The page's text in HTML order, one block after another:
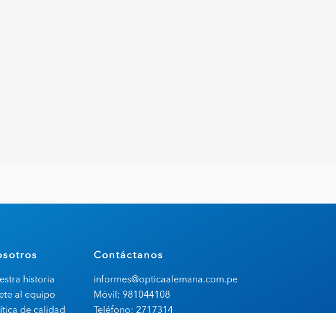
historia
al equipo
de calidad
Contáctanos
informes@opticaalemana.com.pe
Móvil: 981044108
Teléfono: 2717314